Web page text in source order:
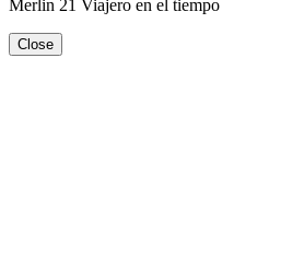
Merlin 21 Viajero en el tiempo
Close